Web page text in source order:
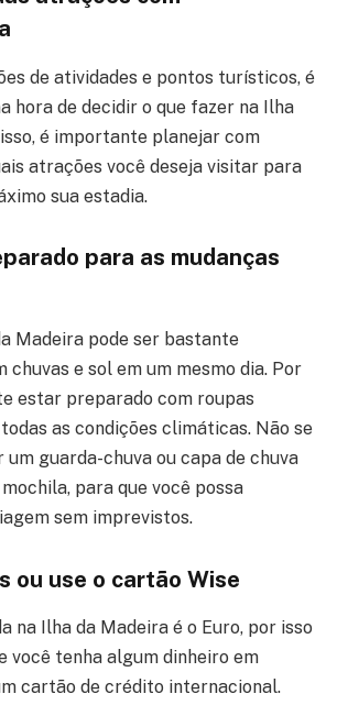
de atividades e pontos turísticos, é
hora de decidir o que fazer na Ilha
é importante planejar com
atrações você deseja visitar para
sua estadia.
para as mudanças
Madeira pode ser bastante
chuvas e sol em um mesmo dia. Por
estar preparado com roupas
as condições climáticas. Não se
um guarda-chuva ou capa de chuva
para que você possa
sem imprevistos.
ou use o cartão Wise
na Ilha da Madeira é o Euro, por isso
você tenha algum dinheiro em
cartão de crédito internacional.